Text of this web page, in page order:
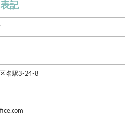
記
名駅3-24-8